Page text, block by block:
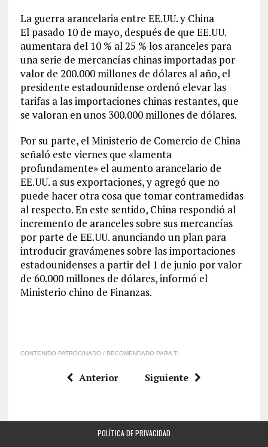
La guerra arancelaria entre EE.UU. y China
El pasado 10 de mayo, después de que EE.UU.
aumentara del 10 % al 25 % los aranceles para
una serie de mercancías chinas importadas por
valor de 200.000 millones de dólares al año, el
presidente estadounidense ordenó elevar las
tarifas a las importaciones chinas restantes, que
se valoran en unos 300.000 millones de dólares.
Por su parte, el Ministerio de Comercio de China
señaló este viernes que «lamenta
profundamente» el aumento arancelario de
EE.UU. a sus exportaciones, y agregó que no
puede hacer otra cosa que tomar contramedidas
al respecto. En este sentido, China respondió al
incremento de aranceles sobre sus mercancías
por parte de EE.UU. anunciando un plan para
introducir gravámenes sobre las importaciones
estadounidenses a partir del 1 de junio por valor
de 60.000 millones de dólares, informó el
Ministerio chino de Finanzas.
CONTENIDO PATROCINADO / RECOMENDADO PARA TI
Anterior Siguiente
POLÍTICA DE PRIVACIDAD